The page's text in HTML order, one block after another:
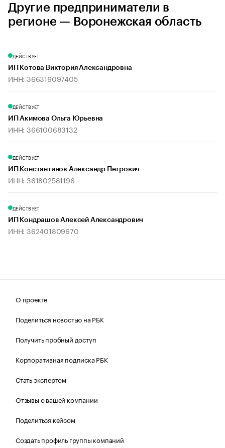
Другие предприниматели в
регионе — Воронежская область
ДЕЙСТВУЕТ
ИП Котова Виктория Александровна
ИНН: 366316097405
ДЕЙСТВУЕТ
ИП Акимова Ольга Юрьевна
ИНН: 366100683132
ДЕЙСТВУЕТ
ИП Константинов Александр Петрович
ИНН: 361802581196
ДЕЙСТВУЕТ
ИП Кондрашов Алексей Александрович
ИНН: 362401809670
О проекте
Поделиться новостью на РБК
Получить пробный доступ
Корпоративная подписка РБК
Стать экспертом
Отзывы о вашей компании
Поделиться кейсом
Создать профиль группы компаний